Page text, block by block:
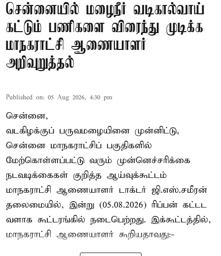
சென்னையில் மழைநீர் வடிகால்வாய்
கட்டும் பணிகளை விரைந்து முடிக்க
மாநகராட்சி ஆணையாளர்
அறிவுறுத்தல்
Published on: 05 Aug 2026, 4:30 pm
சென்னை,
வடகிழக்குப் பருவமழையினை முன்னிட்டு,
சென்னை மாநகராட்சிப் பகுதிகளில்
மேற்கொள்ளப்பட்டு வரும் முன்னெச்சரிக்கை
நடவடிக்கைகள் குறித்த ஆய்வுக்கூட்டம்
மாநகராட்சி ஆணையாளர் டாக்டர் ஜி.எஸ்.சமீரன்
தலைமையில், இன்று (05.08.2026) ரிப்பன் கட்டட
வளாக கூட்டரங்கில் நடைபெற்றது. இக்கூட்டத்தில்,
மாநகராட்சி ஆணையாளர் கூறியதாவது:-